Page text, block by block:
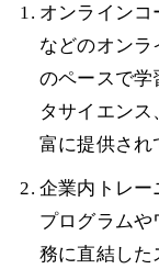
オンラインコ
などのオンラ
のペースで学
タサイエン
富に提供され
企業内トレー
プログラムや
務に直結した